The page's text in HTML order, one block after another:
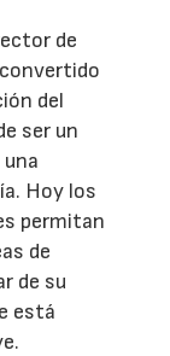
de
del
ser un
Hoy los
permitan
de
de su
está